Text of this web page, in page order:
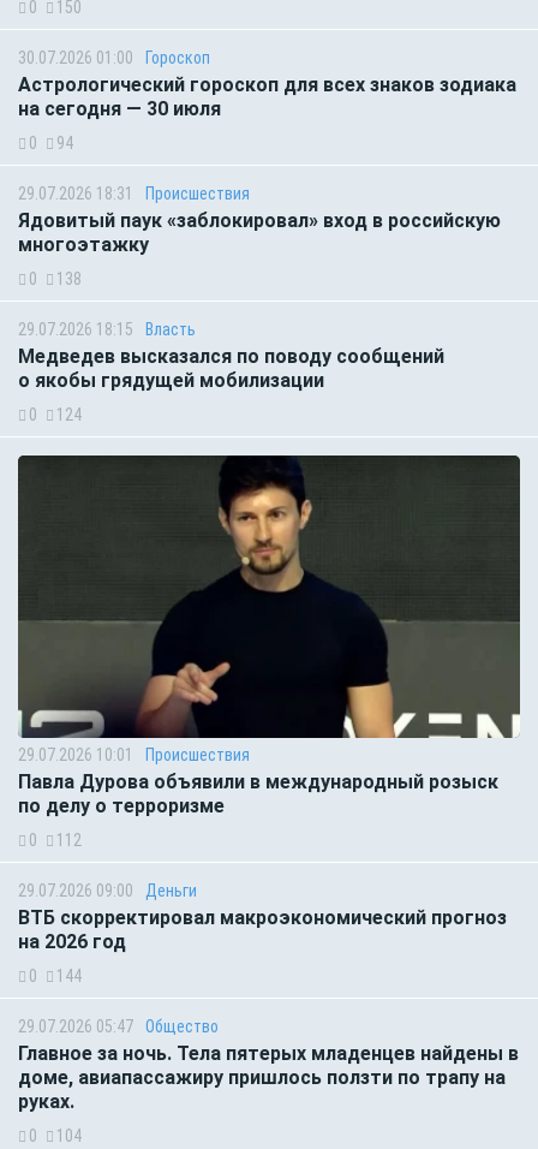
0 150
30.07.2026 01:00 Гороскоп
Астрологический гороскоп для всех знаков зодиака
на сегодня — 30 июля
0 94
29.07.2026 18:31 Происшествия
Ядовитый паук «заблокировал» вход в российскую
многоэтажку
0 138
29.07.2026 18:15 Власть
Медведев высказался по поводу сообщений
о якобы грядущей мобилизации
0 124
29.07.2026 10:01 Происшествия
Павла Дурова объявили в международный розыск
по делу о терроризме
0 112
29.07.2026 09:00 Деньги
ВТБ скорректировал макроэкономический прогноз
на 2026 год
0 144
29.07.2026 05:47 Общество
Главное за ночь. Тела пятерых младенцев найдены в
доме, авиапассажиру пришлось ползти по трапу на
руках.
0 104